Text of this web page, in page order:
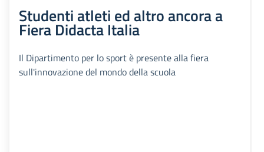
Studenti atleti ed altro ancora a
Fiera Didacta Italia
Il Dipartimento per lo sport è presente alla fiera
sull'innovazione del mondo della scuola